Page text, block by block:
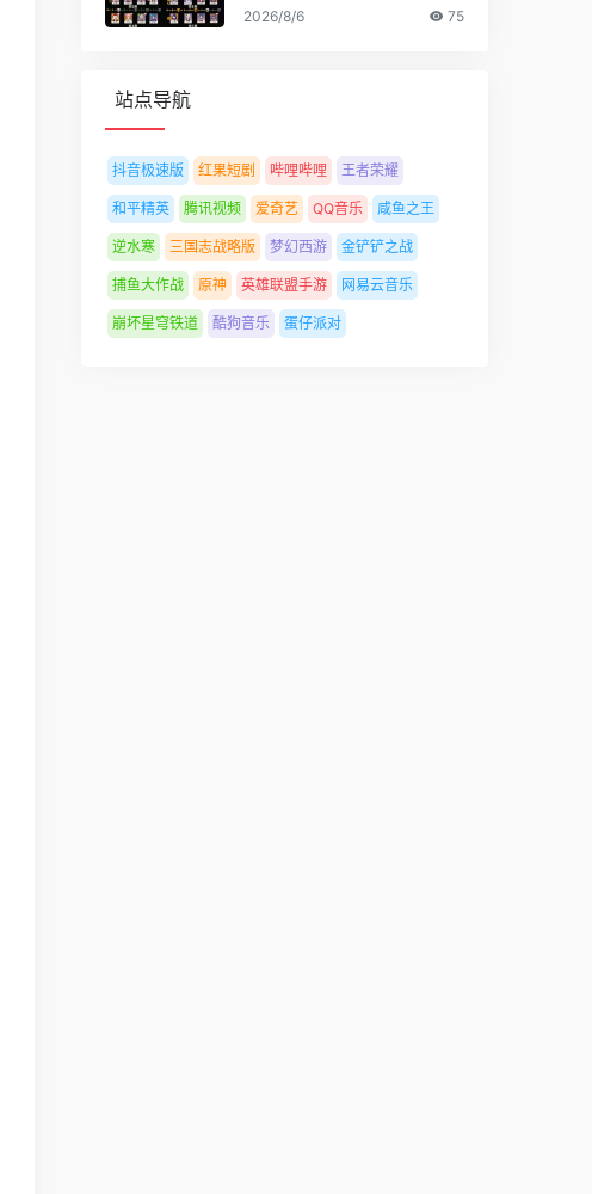
2026/8/6 75
站点导航
抖音极速版 红果短剧 哔哩哔哩 王者荣耀
和平精英 腾讯视频 爱奇艺 QQ音乐 咸鱼之王
逆水寒 三国志战略版 梦幻西游 金铲铲之战
捕鱼大作战 原神 英雄联盟手游 网易云音乐
崩坏星穹铁道 酷狗音乐 蛋仔派对